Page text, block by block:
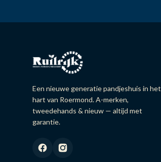
Een nieuwe generatie pandjeshuis in het
hart van Roermond. A-merken,
tweedehands & nieuw — altijd met
garantie.